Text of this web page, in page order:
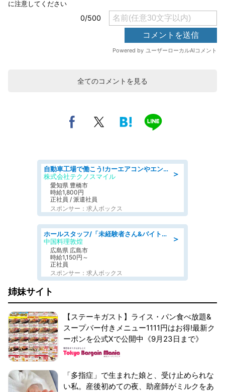
全てのコメントを見る
＞
自動車工場で働こう!カーエアコンやエンジンの製造・加工業務/寮完備 denso aichi
株式会社テクノスマイル
愛知県 豊橋市
時給1,800円
正社員 / 派遣社員
スポンサー：求人ボックス
＞
ホールスタッフ/「未経験者さん&バイトデビューも大歓迎」残業ほぼなし×1日3時間〜勤務OK!フォロー体制も充実/広島県/広島市南区
中国料理敦煌
広島県 広島市
時給1,150円～
正社員
スポンサー：求人ボックス
姉妹サイト
【ステーキガスト】ライス・パン食べ放題&
スープバー付きメニュー1111円はお得!最新ク
ーポンを公式Xで公開中《9月23日まで》
「多指症」で生まれた娘と、受け止められな
い私。産後初めての夜、助産師がミルクをあ